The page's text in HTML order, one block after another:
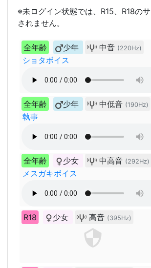
※未ログイン状態では、R15、R18の
されません。
全年齢 少年 中音 (220Hz)
ショタボイス
全年齢 少年 中低音 (190Hz)
執事
全年齢 少女 中高音 (292Hz)
メスガキボイス
R18 少女 高音 (395Hz)